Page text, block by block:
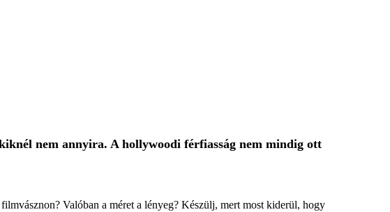
nem annyira. A hollywoodi férfiasság nem mindig ott
Valóban a méret a lényeg? Készülj, mert most kiderül, hogy